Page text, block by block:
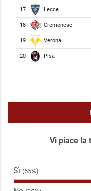
17 Lecce
18 Cremonese
19 Verona
20 Pisa
Vi piace la
Sì (65%)